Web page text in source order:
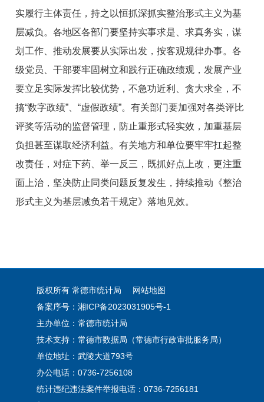
实履行主体责任，持之以恒抓深抓实整治形式主义为基
层减负。各地区各部门要坚持实事求是、求真务实，谋
划工作、推动发展要从实际出发，按客观规律办事。各
级党员、干部要牢固树立和践行正确政绩观，发展产业
要立足实际发挥比较优势，不急功近利、贪大求全，不
搞“数字政绩”、“虚假政绩”。有关部门要加强对各类评比
评奖等活动的监督管理，防止重形式轻实效，加重基层
负担甚至谋取经济利益。有关地方和单位要牢牢扛起整
改责任，对症下药、举一反三，既抓好点上改，更注重
面上治，坚决防止同类问题反复发生，持续推动《整治
形式主义为基层减负若干规定》落地见效。
版权所有 常德市统计局
网站地图
备案序号：湘ICP备2023031905号-1
主办单位：常德市统计局
技术支持：常德市数据局（常德市行政审批服务局）
单位地址：武陵大道793号
办公电话：0736-7256108
统计违纪违法案件举报电话：0736-7256181